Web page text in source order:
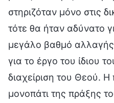
στηριζόταν μόνο στις
τότε θα ήταν αδύνατο
μεγάλο βαθμό
για το έργο του ίδιου
διαχείριση του Θεού.
μονοπάτι της πράξης